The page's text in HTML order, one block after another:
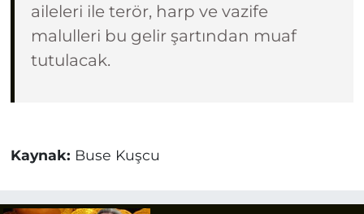
aileleri ile terör, harp ve vazife
malulleri bu gelir şartından muaf
tutulacak.
Kaynak: Buse Kuşcu